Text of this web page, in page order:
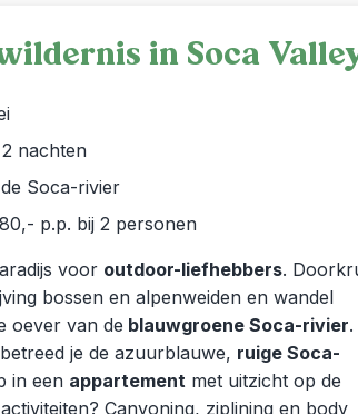
in Soca
nachten
Soca-rivier
p.p. bij 2 personen
voor outdoor-liefhebbers.
bossen en alpenweiden en wandel
oever van de blauwgroene Soca-rivier.
je de azuurblauwe, ruige Soca-
in een appartement met uitzicht op de
Canyoning, ziplining en body